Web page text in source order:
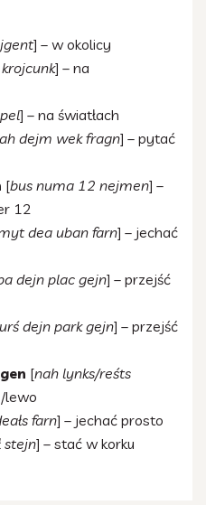
] – w okolicy
] – na
] – na światłach
dejm wek fragn] – pytać
[bus numa 12 nejmen] –
12
dea uban farn] – jechać
dejn plac gejn] – przejść
dejn park gejn] – przejść
[nah lynks/reśts
lewo
farn] – jechać prosto
stejn] – stać w korku